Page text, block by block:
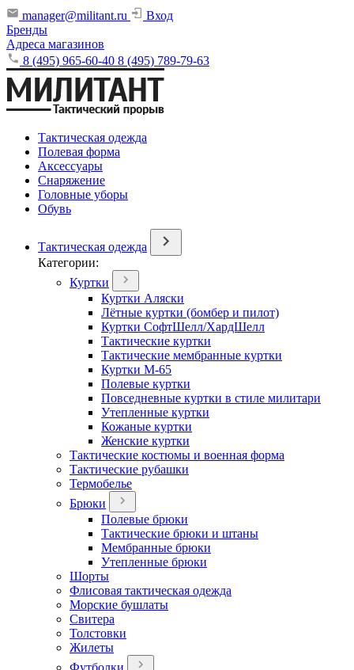
manager@militant.ru
Вход
Бренды
Адреса магазинов
8 (495) 965-60-40 8 (495) 789-79-63
Тактическая одежда
Полевая форма
Аксессуары
Снаряжение
Головные уборы
Обувь
Тактическая одежда
Категории:
Куртки
Куртки Аляски
Лётные куртки (бомбер и пилот)
Куртки СофтШелл/ХардШелл
Тактические куртки
Тактические мембранные куртки
Куртки М-65
Полевые куртки
Повседневные куртки в стиле милитари
Утепленные куртки
Кожаные куртки
Женские куртки
Тактические костюмы и военная форма
Тактические рубашки
Термобелье
Брюки
Полевые брюки
Тактические брюки и штаны
Мембранные брюки
Утепленные брюки
Шорты
Флисовая тактическая одежда
Морские бушлаты
Свитера
Толстовки
Жилеты
Футболки